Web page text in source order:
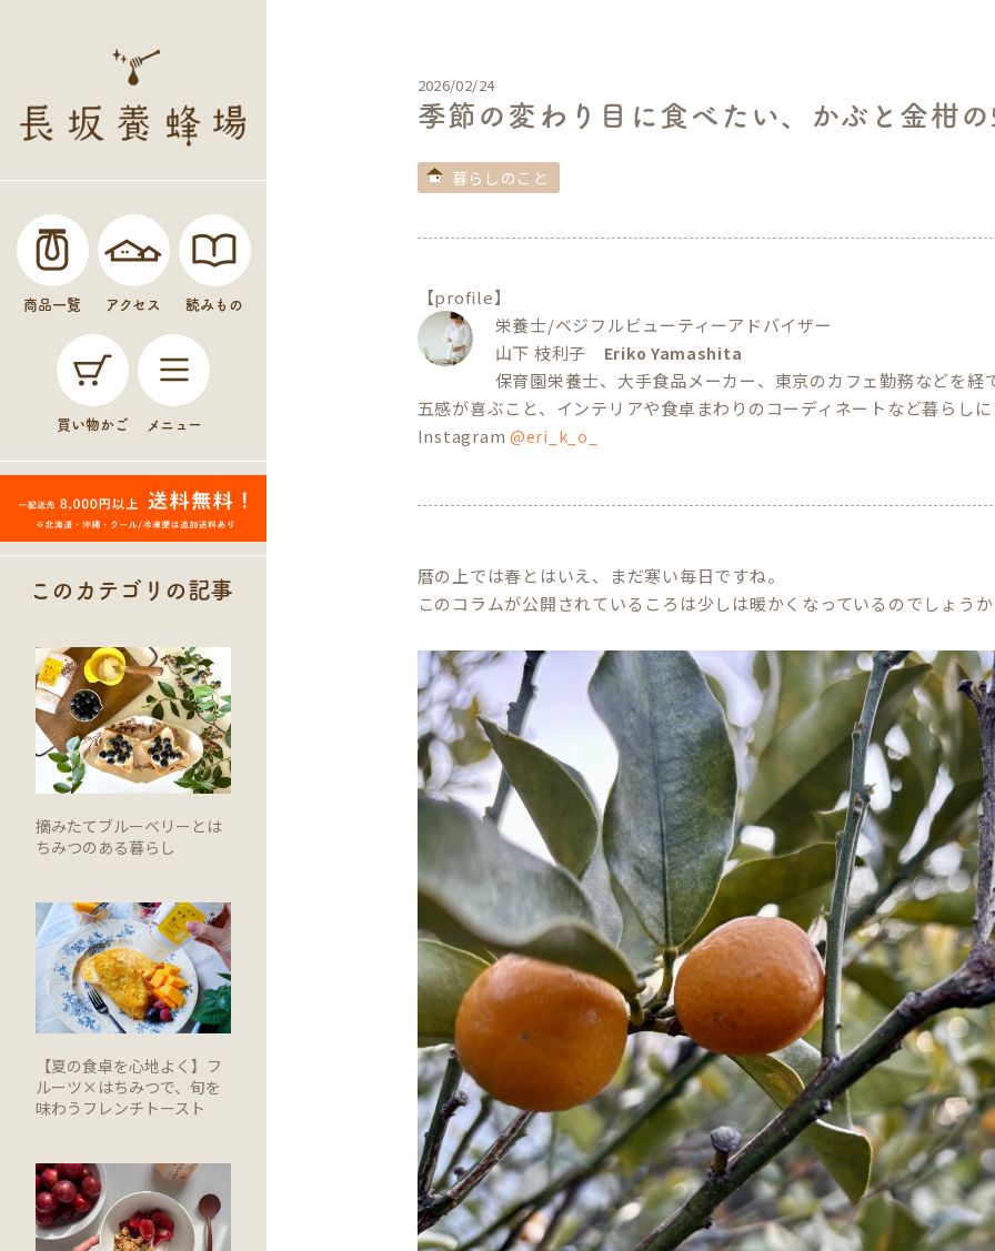
商品一覧 アクセス 読みもの
買い物かご メニュー
このカテゴリの記事
摘みたてブルーベリーとは
ちみつのある暮らし
【夏の食卓を心地よく】フ
ルーツ×はちみつで、旬を
味わうフレンチトースト
2026/02/24
季節の変わり目に食べたい、かぶと金柑
暮らしのこと
【profile】
栄養士/ベジフルビューティーアドバイザー
山下 枝利子 Eriko Yamashita
保育園栄養士、大手食品メーカー、東京のカフェ勤務などを
五感が喜ぶこと、インテリアや食卓まわりのコーディネートなど暮らし
Instagram @eri_k_o_
暦の上では春とはいえ、まだ寒い毎日ですね。
このコラムが公開されているころは少しは暖かくなっているのでしょう